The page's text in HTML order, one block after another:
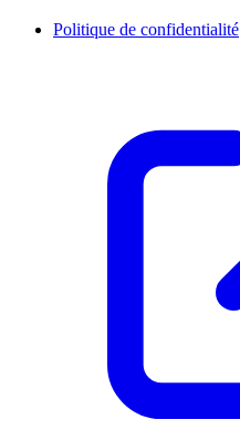
Politique de confidentialité